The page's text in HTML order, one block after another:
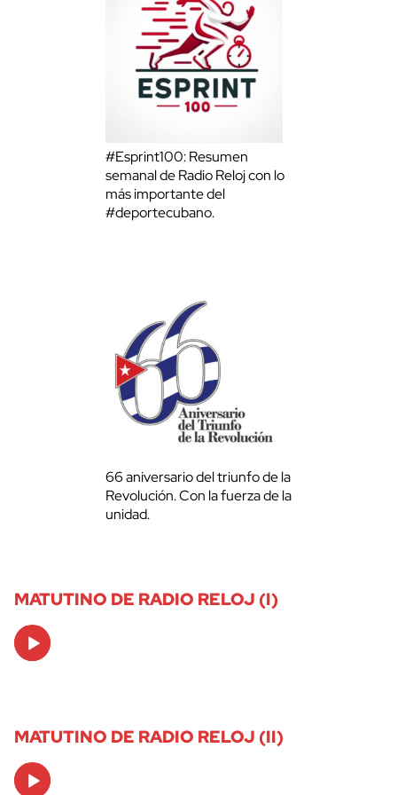
#Esprint100: Resumen
semanal de Radio Reloj con lo
más importante del
#deportecubano.
66 aniversario del triunfo de la
Revolución. Con la fuerza de la
unidad.
MATUTINO DE RADIO RELOJ (I)
Audio
Player
MATUTINO DE RADIO RELOJ (II)
Audio
Player